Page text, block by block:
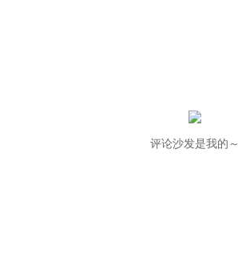
评论沙发是我的～